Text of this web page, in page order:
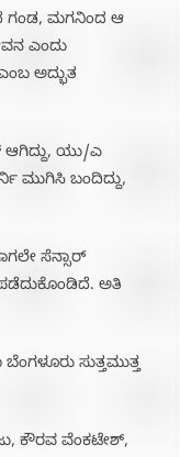
ಗಂಡ, ಮಗನಿಂದ ಆ
ಎಂದು
ಅದ್ಭುತ
ಆಗಿದ್ದು, ಯು/ಎ
ಮುಗಿಸಿ ಬಂದಿದ್ದು,
ಸೆನ್ಸಾರ್
ಅತಿ
ಸುತ್ತಮುತ್ತ
ಕೌರವ ವೆಂಕಟೇಶ್,